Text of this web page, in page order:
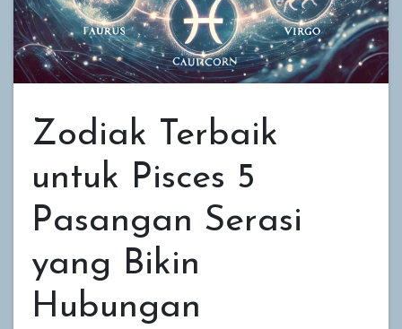
Zodiak Terbaik
untuk Pisces 5
Pasangan Serasi
yang Bikin
Hubungan